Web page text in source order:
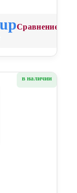
Сравнение
в наличии